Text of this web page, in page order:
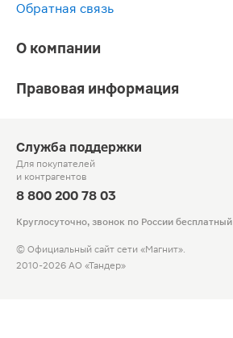
Обратная связь
О компании
Правовая информация
Служба поддержки
Для покупателей
и контрагентов
8 800 200 78 03
Круглосуточно, звонок по России бесплатный
© Официальный сайт сети «Магнит».
2010-2026 АО «Тандер»